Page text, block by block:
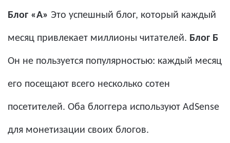
Блог «А» Это успешный блог, который каждый
месяц привлекает миллионы читателей. Блог Б
Он не пользуется популярностью: каждый месяц
его посещают всего несколько сотен
посетителей. Оба блоггера используют AdSense
для монетизации своих блогов.